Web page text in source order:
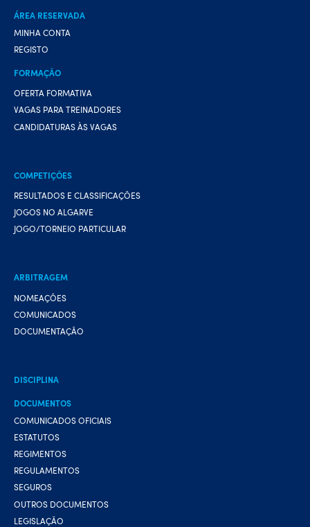
ÁREA RESERVADA
MINHA CONTA
REGISTO
FORMAÇÃO
OFERTA FORMATIVA
VAGAS PARA TREINADORES
CANDIDATURAS ÀS VAGAS
COMPETIÇÕES
RESULTADOS E CLASSIFICAÇÕES
JOGOS NO ALGARVE
JOGO/TORNEIO PARTICULAR
ARBITRAGEM
NOMEAÇÕES
COMUNICADOS
DOCUMENTAÇÃO
DISCIPLINA
DOCUMENTOS
COMUNICADOS OFICIAIS
ESTATUTOS
REGIMENTOS
REGULAMENTOS
SEGUROS
OUTROS DOCUMENTOS
LEGISLAÇÃO